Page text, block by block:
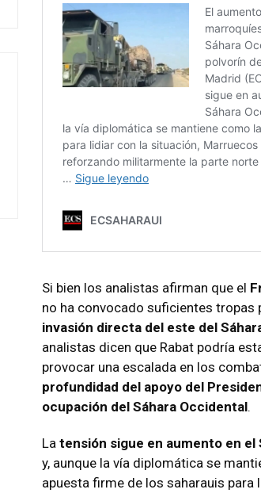
Si bien los analistas afirman que el
no ha convocado suficientes tropas
invasión directa del este del
analistas dicen que Rabat podría
provocar una escalada en los
profundidad del apoyo del
ocupación del Sáhara Occidental.
Latensión sigue en aumento en el
y, aunque la vía diplomática se
apuesta firme de los saharauis para